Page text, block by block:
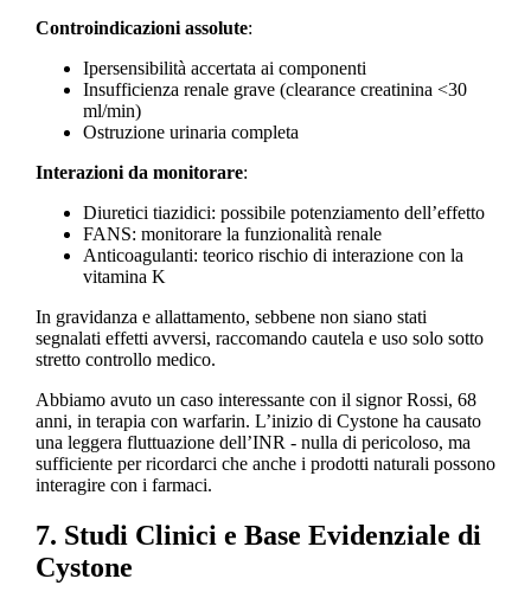
Controindicazioni assolute:
Ipersensibilità accertata ai componenti
Insufficienza renale grave (clearance creatinina <30
ml/min)
Ostruzione urinaria completa
Interazioni da monitorare:
Diuretici tiazidici: possibile potenziamento dell’effetto
FANS: monitorare la funzionalità renale
Anticoagulanti: teorico rischio di interazione con la
vitamina K
In gravidanza e allattamento, sebbene non siano stati
segnalati effetti avversi, raccomando cautela e uso solo sotto
stretto controllo medico.
Abbiamo avuto un caso interessante con il signor Rossi, 68
anni, in terapia con warfarin. L’inizio di Cystone ha causato
una leggera fluttuazione dell’INR - nulla di pericoloso, ma
sufficiente per ricordarci che anche i prodotti naturali possono
interagire con i farmaci.
7. Studi Clinici e Base Evidenziale di
Cystone